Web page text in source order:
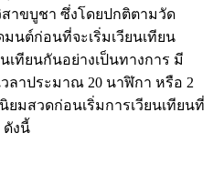
าขบูชา ซึ่งโดยปกติตามวัด
นต์ก่อนที่จะเริ่มเวียนเทียน
ทียนกันอย่างเป็นทางการ มี
ลาประมาณ 20 นาฬิกา หรือ 2
มสวดก่อนเริ่มการเวียนเทียนที่
ดังนี้